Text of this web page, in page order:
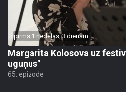
pirms 1 nedēļas, 3 dienām
Margarita Kolosova uz
uguņus"
65. epizode